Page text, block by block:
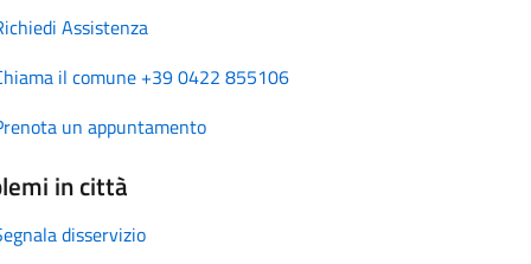
Assistenza
il comune +39 0422 855106
un appuntamento
in città
disservizio